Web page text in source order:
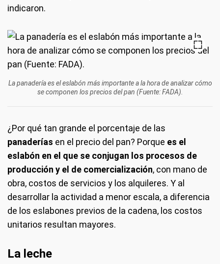
indicaron.
La panadería es el eslabón más importante a la hora de analizar cómo
se componen los precios del pan (Fuente: FADA).
¿Por qué tan grande el porcentaje de las
panaderías en el precio del pan? Porque es el
eslabón en el que se conjugan los procesos de
producción y el de comercialización, con mano de
obra, costos de servicios y los alquileres. Y al
desarrollar la actividad a menor escala, a diferencia
de los eslabones previos de la cadena, los costos
unitarios resultan mayores.
La leche